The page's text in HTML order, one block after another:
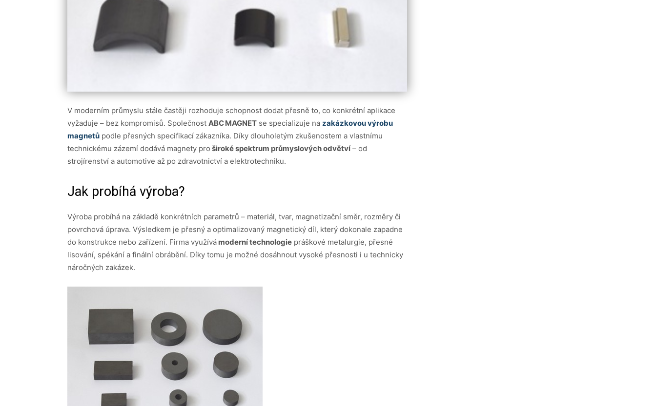
V moderním průmyslu stále častěji rozhoduje schopnost dodat přesně to, co konkrétní aplikace
vyžaduje – bez kompromisů. Společnost ABC MAGNET se specializuje na zakázkovou výrobu
magnetů podle přesných specifikací zákazníka. Díky dlouholetým zkušenostem a vlastnímu
technickému zázemí dodává magnety pro široké spektrum průmyslových odvětví– od
strojírenství a automotive až po zdravotnictví a elektrotechniku.
Jak probíhá výroba?
Výroba probíhá na základě konkrétních parametrů – materiál, tvar, magnetizační směr, rozměry či
povrchová úprava. Výsledkem je přesný a optimalizovaný magnetický díl, který dokonale zapadne
do konstrukce nebo zařízení. Firma využívá moderní technologie práškové metalurgie, přesné
lisování, spékání a finální obrábění. Díky tomu je možné dosáhnout vysoké přesnosti i u technicky
náročných zakázek.